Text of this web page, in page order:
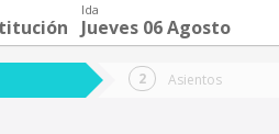
Ida
Jueves 06 Agosto
Asientos